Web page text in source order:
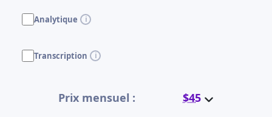
Analytique
Transcription
Prix mensuel : $45